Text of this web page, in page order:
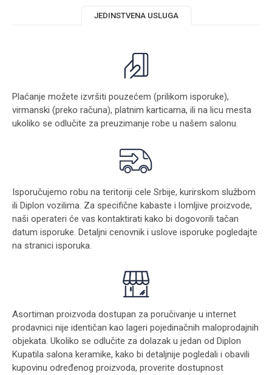
JEDINSTVENA USLUGA
Plaćanje možete izvršiti pouzećem (prilikom isporuke),
virmanski (preko računa), platnim karticama, ili na licu mesta
ukoliko se odlučite za preuzimanje robe u našem salonu.
Isporučujemo robu na teritoriji cele Srbije, kurirskom službom
ili Diplon vozilima. Za specifične kabaste i lomljive proizvode,
naši operateri će vas kontaktirati kako bi dogovorili tačan
datum isporuke. Detaljni cenovnik i uslove isporuke pogledajte
na stranici isporuka.
Asortiman proizvoda dostupan za poručivanje u internet
prodavnici nije identičan kao lageri pojedinačnih maloprodajnih
objekata. Ukoliko se odlučite za dolazak u jedan od Diplon
Kupatila salona keramike, kako bi detaljnije pogledali i obavili
kupovinu određenog proizvoda, proverite dostupnost